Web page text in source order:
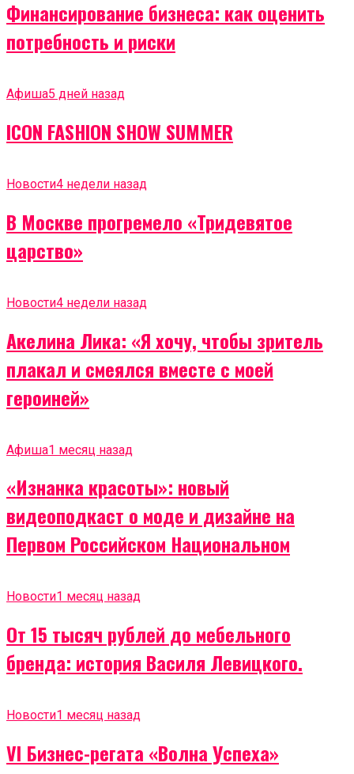
Финансирование бизнеса: как оценить
потребность и риски
Афиша5 дней назад
ICON FASHION SHOW SUMMER
Новости4 недели назад
В Москве прогремело «Тридевятое
царство»
Новости4 недели назад
Акелина Лика: «Я хочу, чтобы зритель
плакал и смеялся вместе с моей
героиней»
Афиша1 месяц назад
«Изнанка красоты»: новый
видеоподкаст о моде и дизайне на
Первом Российском Национальном
Новости1 месяц назад
От 15 тысяч рублей до мебельного
бренда: история Василя Левицкого.
Новости1 месяц назад
VI Бизнес-регата «Волна Успеха»